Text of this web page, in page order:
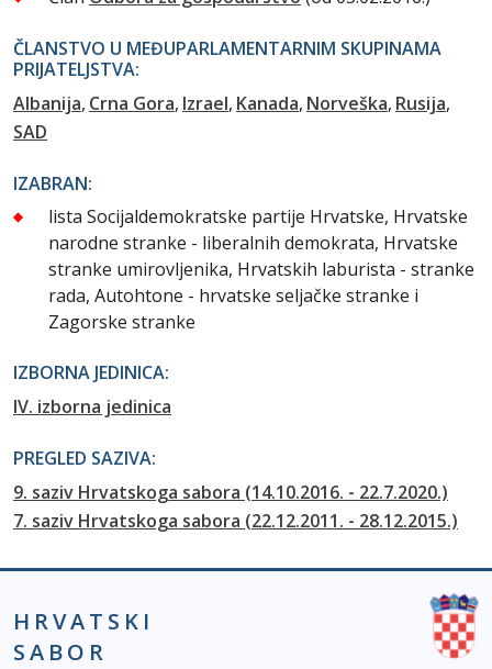
ČLANSTVO U MEĐUPARLAMENTARNIM SKUPINAMA
PRIJATELJSTVA:
Albanija Crna Gora Izrael Kanada Norveška Rusija
SAD
IZABRAN:
lista Socijaldemokratske partije Hrvatske, Hrvatske
narodne stranke - liberalnih demokrata, Hrvatske
stranke umirovljenika, Hrvatskih laburista - stranke
rada, Autohtone - hrvatske seljačke stranke i
Zagorske stranke
IZBORNA JEDINICA:
IV. izborna jedinica
PREGLED SAZIVA:
9. saziv Hrvatskoga sabora (14.10.2016. - 22.7.2020.)
7. saziv Hrvatskoga sabora (22.12.2011. - 28.12.2015.)
HRVATSKI
SABOR